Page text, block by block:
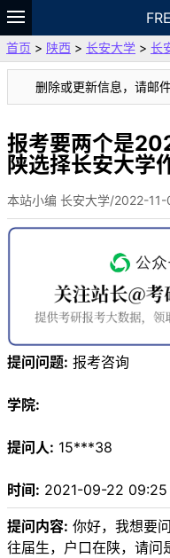
题库
故事 专题
VIP
资料
首页 > 陕西 > 长安大学 > 长
删除或更新信息，请邮
报考要两个是
陕选择长安大学
本站小编 长安大学/2022-11-
提问问题: 报考咨询
学院:
提问人: 15***38
时间: 2021-09-22 09:25
提问内容: 你好，我想要
往届生，户口在陕，请问